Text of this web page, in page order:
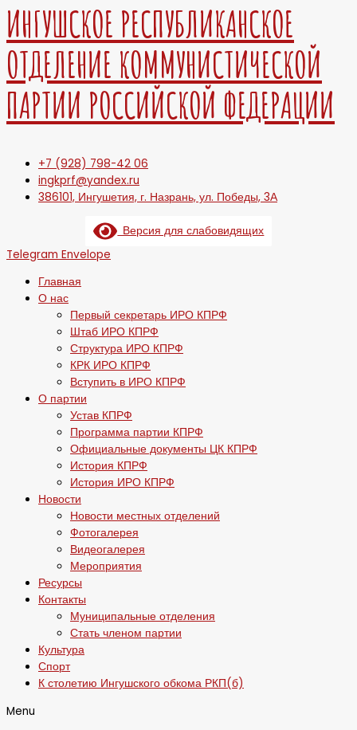
ИНГУШСКОЕ РЕСПУБЛИКАНСКОЕ
ОТДЕЛЕНИЕ КОММУНИСТИЧЕСКОЙ
ПАРТИИ РОССИЙСКОЙ ФЕДЕРАЦИИ
+7 (928) 798-42 06
ingkprf@yandex.ru
386101, Ингушетия, г. Назрань, ул. Победы, 3А
Версия для слабовидящих
Telegram Envelope
Главная
О нас
Первый секретарь ИРО КПРФ
Штаб ИРО КПРФ
Структура ИРО КПРФ
КРК ИРО КПРФ
Вступить в ИРО КПРФ
О партии
Устав КПРФ
Программа партии КПРФ
Официальные документы ЦК КПРФ
История КПРФ
История ИРО КПРФ
Новости
Новости местных отделений
Фотогалерея
Видеогалерея
Мероприятия
Ресурсы
Контакты
Муниципальные отделения
Стать членом партии
Культура
Спорт
К столетию Ингушского обкома РКП(б)
Menu